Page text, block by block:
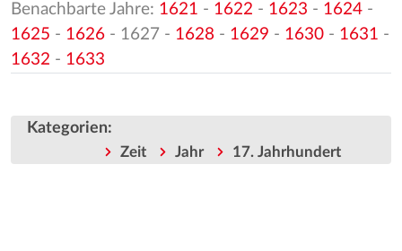
Benachbarte Jahre: 1621 - 1622 - 1623 - 1624 -
1625 - 1626 - 1627 - 1628 - 1629 - 1630 - 1631 -
1632 - 1633
Kategorien:
Zeit Jahr 17. Jahrhundert